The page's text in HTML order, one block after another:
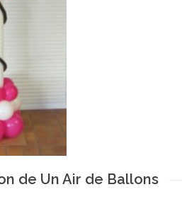
de Un Air de Ballons